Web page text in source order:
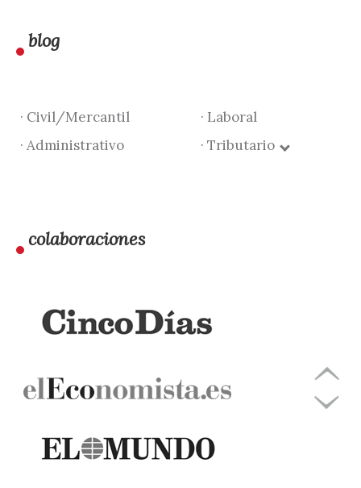
blog
· Civil/Mercantil
· Laboral
· Administrativo
· Tributario
colaboraciones